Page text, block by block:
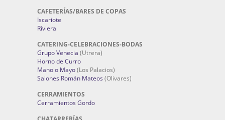
CAFETERÍAS/BARES DE COPAS
Iscariote
Riviera
CATERING-CELEBRACIONES-BODAS
Grupo Venecia (Utrera)
Horno de Curro
Manolo Mayo(Los Palacios)
Salones Román Mateos (Olivares)
CERRAMIENTOS
Cerramientos Gordo